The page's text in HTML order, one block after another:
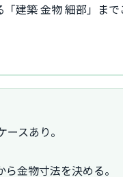
建築 金物 細部」まで
スあり。
金物寸法を決める。